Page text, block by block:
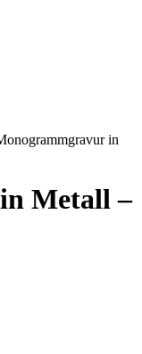
in
Metall –